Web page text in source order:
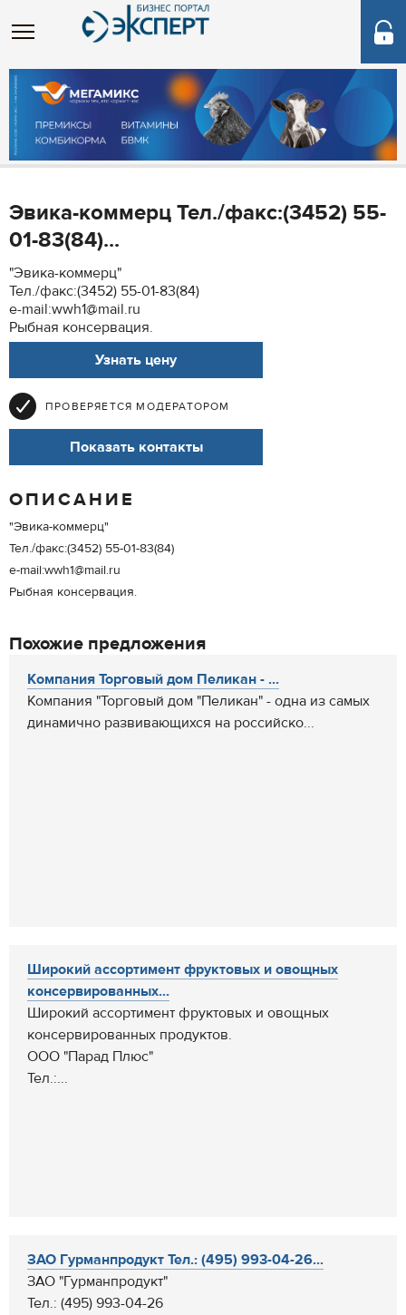
Эвика-коммерц Тел./факс:(3452) 55-
01-83(84)...
"Эвика-коммерц"
Тел./факс:(3452) 55-01-83(84)
e-mail:wwh1@mail.ru
Рыбная консервация.
Узнать цену
ПРОВЕРЯЕТСЯ МОДЕРАТОРОМ
Показать контакты
ОПИСАНИЕ
"Эвика-коммерц"
Тел./факс:(3452) 55-01-83(84)
e-mail:wwh1@mail.ru
Рыбная консервация.
Похожие предложения
Компания Торговый дом Пеликан - ...
Компания "Торговый дом "Пеликан" - одна из самых
динамично развивающихся на российско...
Широкий ассортимент фруктовых и овощных
консервированных...
Широкий ассортимент фруктовых и овощных
консервированных продуктов.
ООО "Парад Плюс"
Тел.:...
ЗАО Гурманпродукт Тел.: (495) 993-04-26...
ЗАО "Гурманпродукт"
Тел.: (495) 993-04-26